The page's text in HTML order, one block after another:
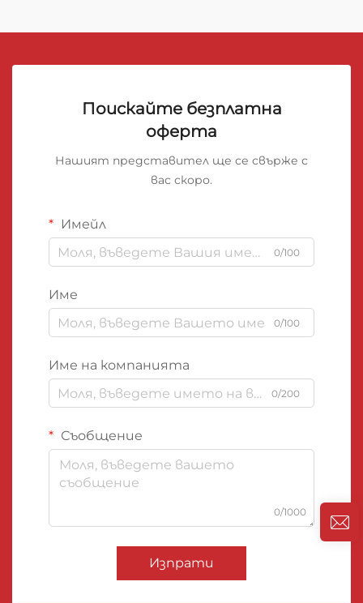
Поискайте безплатна
оферта
Нашият представител ще се свърже с
вас скоро.
Имейл
0/100
Име
0/100
Име на компанията
0/200
Съобщение
0/1000
Изпрати